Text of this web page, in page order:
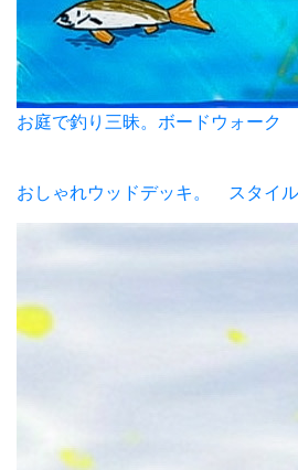
お庭で釣り三昧。ボードウォーク
おしゃれウッドデッキ。 スタイル